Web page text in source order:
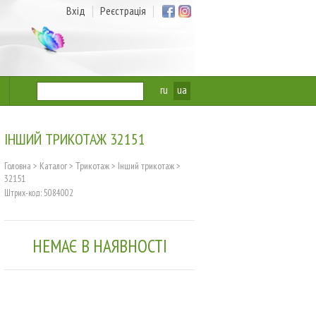
Вхід Реєстрація
ru ua
ІНШИЙ ТРИКОТАЖ 32151
Головна > Каталог> Трикотаж> Інший трикотаж>
32151
Штрих-код: 5084002
НЕМАЄ В НАЯВНОСТІ